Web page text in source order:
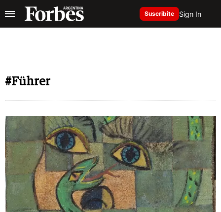
Suscribite Sign In
#Führer